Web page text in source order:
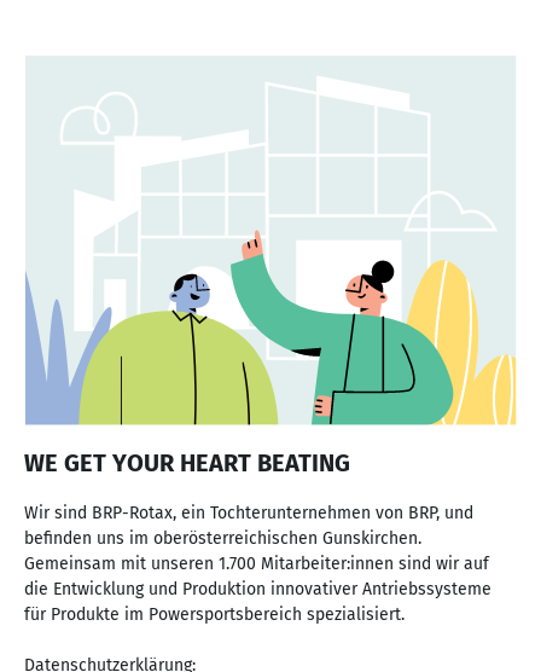
WE GET YOUR HEART BEATING
Wir sind BRP-Rotax, ein Tochterunternehmen von BRP, und
befinden uns im oberösterreichischen Gunskirchen.
Gemeinsam mit unseren 1.700 Mitarbeiter:innen sind wir auf
die Entwicklung und Produktion innovativer Antriebssysteme
für Produkte im Powersportsbereich spezialisiert.
Datenschutzerklärung: